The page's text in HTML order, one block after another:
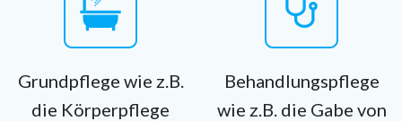
Grundpflege wie z.B.
die Körperpflege
Behandlungspflege
wie z.B. die Gabe von